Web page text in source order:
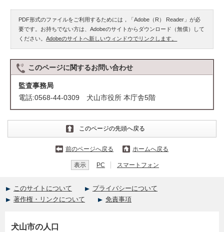
PDF形式のファイルをご利用するためには，「Adobe（R） Reader」が必
要です。お持ちでない方は、Adobeのサイトからダウンロード（無償）して
ください。Adobeのサイトへ新しいウィンドウでリンクします。
このページに関するお問い合わせ
監査事務局
電話:0568-44-0309 犬山市役所 本庁舎5階
このページの先頭へ戻る
前のページへ戻る ホームへ戻る
表示 PC スマートフォン
このサイトについて
プライバシーについて
著作権・リンクについて
免責事項
犬山市の人口